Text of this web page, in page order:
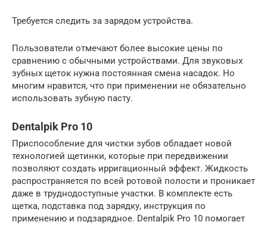
Требуется следить за зарядом устройства.
Пользователи отмечают более высокие цены по
сравнению с обычными устройствами. Для звуковых
зубных щеток нужна постоянная смена насадок. Но
многим нравится, что при применении не обязательно
использовать зубную пасту.
Dentalpik Pro 10
Приспособление для чистки зубов обладает новой
технологией щетинки, которые при передвижении
позволяют создать ирригационный эффект. Жидкость
распространяется по всей ротовой полости и проникает
даже в труднодоступные участки. В комплекте есть
щетка, подставка под зарядку, инструкция по
применению и подзарядное. Dentalpik Pro 10 помогает